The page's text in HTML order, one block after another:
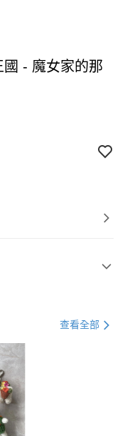
- 魔女家的那
銀行
業銀行
邦商業銀行
銀行
業銀行
查看全部